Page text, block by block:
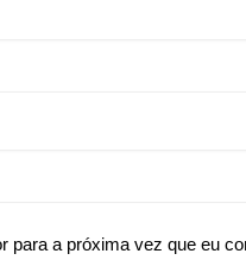
para a próxima vez que eu